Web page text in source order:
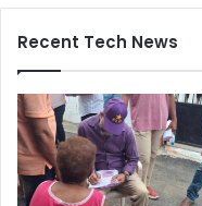
Recent Tech News